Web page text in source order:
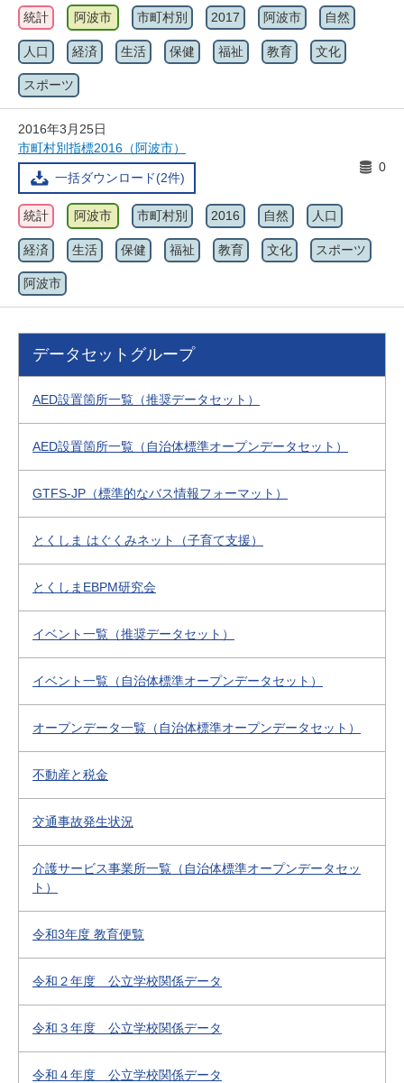
統計 阿波市 市町村別 2017 阿波市 自然
人口 経済 生活 保健 福祉 教育 文化
スポーツ
2016年3月25日
市町村別指標2016（阿波市）
一括ダウンロード(2件)
0
統計 阿波市 市町村別 2016 自然 人口
経済 生活 保健 福祉 教育 文化 スポーツ
阿波市
データセットグループ
AED設置箇所一覧（推奨データセット）
AED設置箇所一覧（自治体標準オープンデータセット）
GTFS-JP（標準的なバス情報フォーマット）
とくしま はぐくみネット（子育て支援）
とくしまEBPM研究会
イベント一覧（推奨データセット）
イベント一覧（自治体標準オープンデータセット）
オープンデータ一覧（自治体標準オープンデータセット）
不動産と税金
交通事故発生状況
介護サービス事業所一覧（自治体標準オープンデータセッ
ト）
令和3年度 教育便覧
令和２年度 公立学校関係データ
令和３年度 公立学校関係データ
令和４年度 公立学校関係データ